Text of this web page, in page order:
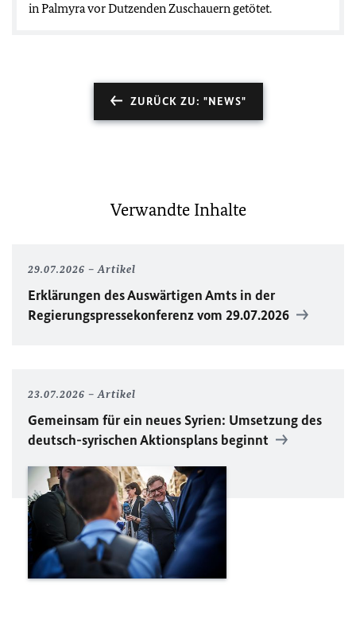
in Palmyra vor Dutzenden Zuschauern getötet.
ZURÜCK ZU: "NEWS"
Verwandte Inhalte
29.07.2026 Artikel
Erklärungen des Auswärtigen Amts in der
Regierungspressekonferenz vom 29.07.2026
23.07.2026 Artikel
Gemeinsam für ein neues Syrien: Umsetzung des
deutsch-syrischen Aktionsplans beginnt